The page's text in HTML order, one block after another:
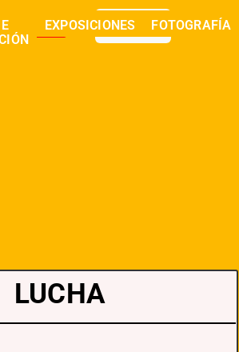
EXPOSICIONES FOTOGRAFÍA
buscar 0,00
LUCHA